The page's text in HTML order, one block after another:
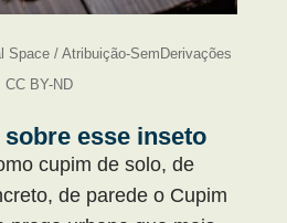
Space / Atribuição-SemDerivações
CC BY-ND
esse inseto
cupim de solo, de
de parede o Cupim